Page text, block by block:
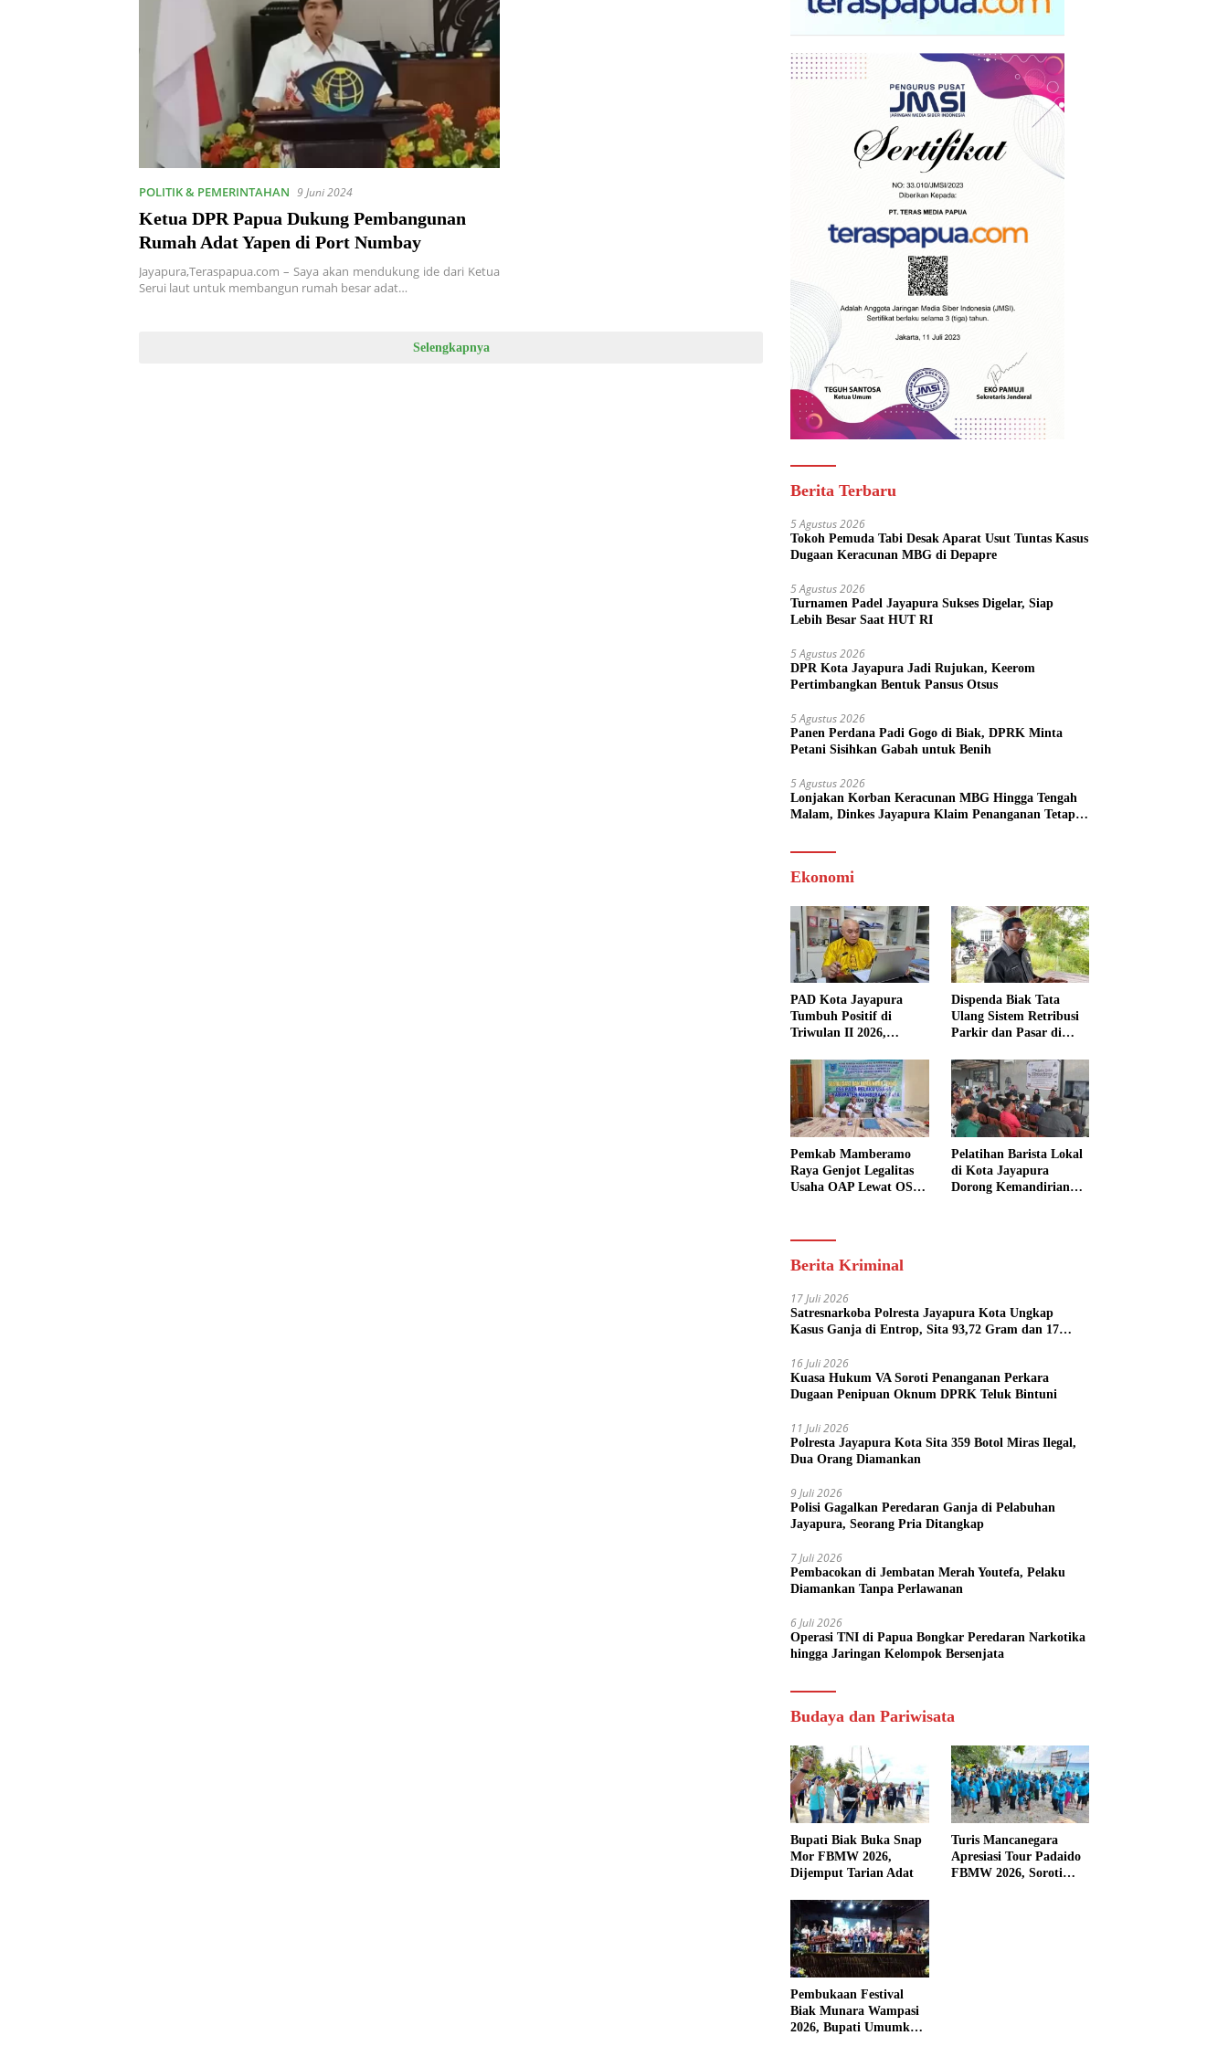
POLITIK & PEMERINTAHAN 9 Juni 2024
Ketua DPR Papua Dukung Pembangunan
Rumah Adat Yapen di Port Numbay
Jayapura,Teraspapua.com – Saya akan mendukung ide dari Ketua
Serui laut untuk membangun rumah besar adat…
Selengkapnya
Berita Terbaru
5 Agustus 2026
Tokoh Pemuda Tabi Desak Aparat Usut Tuntas Kasus
Dugaan Keracunan MBG di Depapre
5 Agustus 2026
Turnamen Padel Jayapura Sukses Digelar, Siap
Lebih Besar Saat HUT RI
5 Agustus 2026
DPR Kota Jayapura Jadi Rujukan, Keerom
Pertimbangkan Bentuk Pansus Otsus
5 Agustus 2026
Panen Perdana Padi Gogo di Biak, DPRK Minta
Petani Sisihkan Gabah untuk Benih
5 Agustus 2026
Lonjakan Korban Keracunan MBG Hingga Tengah
Malam, Dinkes Jayapura Klaim Penanganan Tetap
Ekonomi
PAD Kota Jayapura
Tumbuh Positif di
Triwulan II 2026,
Target
Dispenda Biak Tata
Ulang Sistem Retribusi
Parkir dan Pasar di
Pemkab Mamberamo
Raya Genjot Legalitas
Usaha OAP Lewat OSS,
Pelatihan Barista Lokal
di Kota Jayapura
Dorong Kemandirian
Berita Kriminal
17 Juli 2026
Satresnarkoba Polresta Jayapura Kota Ungkap
Kasus Ganja di Entrop, Sita 93,72 Gram dan 17
16 Juli 2026
Kuasa Hukum VA Soroti Penanganan Perkara
Dugaan Penipuan Oknum DPRK Teluk Bintuni
11 Juli 2026
Polresta Jayapura Kota Sita 359 Botol Miras Ilegal,
Dua Orang Diamankan
9 Juli 2026
Polisi Gagalkan Peredaran Ganja di Pelabuhan
Jayapura, Seorang Pria Ditangkap
7 Juli 2026
Pembacokan di Jembatan Merah Youtefa, Pelaku
Diamankan Tanpa Perlawanan
6 Juli 2026
Operasi TNI di Papua Bongkar Peredaran Narkotika
hingga Jaringan Kelompok Bersenjata
Budaya dan Pariwisata
Bupati Biak Buka Snap
Mor FBMW 2026,
Dijemput Tarian Adat
Turis Mancanegara
Apresiasi Tour Padaido
FBMW 2026, Soroti
Pembukaan Festival
Biak Munara Wampasi
2026, Bupati Umumkan